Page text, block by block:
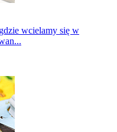
wcielamy się w